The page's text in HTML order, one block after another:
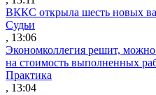
ВККС открыла шесть новых
Судьи
, 13:06
Экономколлегия решит,
на стоимость выполненных
Практика
, 13:04